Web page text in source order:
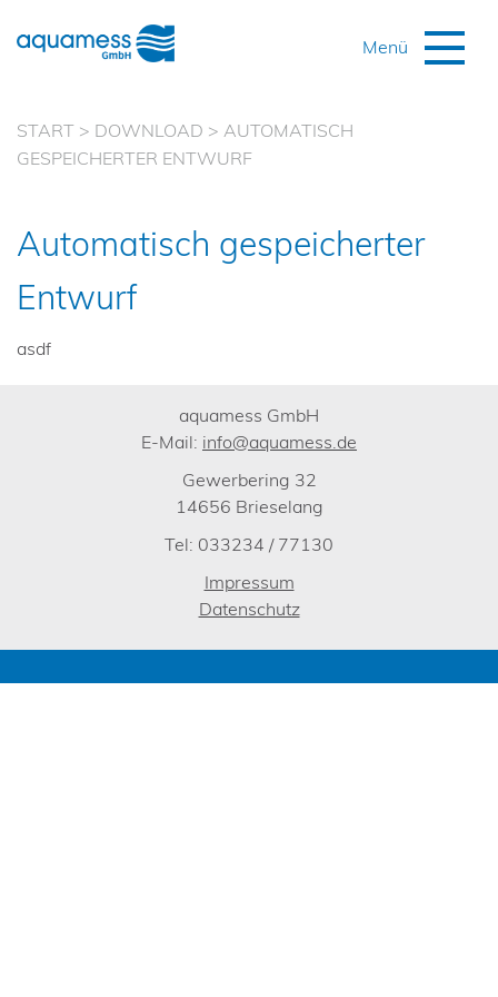
START > DOWNLOAD > AUTOMATISCH
GESPEICHERTER ENTWURF
Automatisch gespeicherter
Entwurf
asdf
aquamess GmbH
E-Mail: info@aquamess.de
Gewerbering 32
14656 Brieselang
Tel: 033234 / 77130
Impressum
Datenschutz